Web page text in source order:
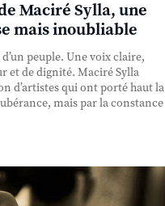
Maciré Sylla, une
mais inoubliable
peuple. Une voix claire,
et de dignité. Maciré Sylla
d’artistes qui ont porté haut la
mais par la constance